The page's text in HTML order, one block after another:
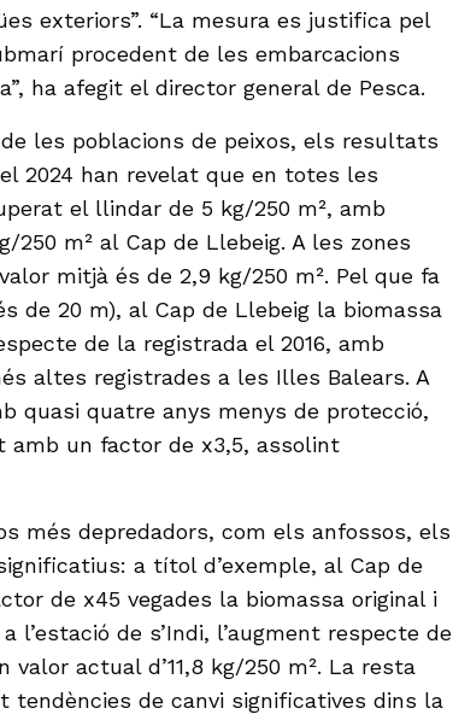
exteriors”. “La mesura es justifica pel
procedent de les embarcacions
ha afegit el director general de Pesca.
les poblacions de peixos, els resultats
2024 han revelat que en totes les
el llindar de 5 kg/250 m², amb
250 m² al Cap de Llebeig. A les zones
mitjà és de 2,9 kg/250 m². Pel que fa
de 20 m), al Cap de Llebeig la biomassa
de la registrada el 2016, amb
altes registrades a les Illes Balears. A
quasi quatre anys menys de protecció,
amb un factor de x3,5, assolint
més depredadors, com els anfossos, els
a títol d’exemple, al Cap de
de x45 vegades la biomassa original i
l’estació de s’Indi, l’augment respecte de
valor actual d’11,8 kg/250 m². La resta
tendències de canvi significatives dins la